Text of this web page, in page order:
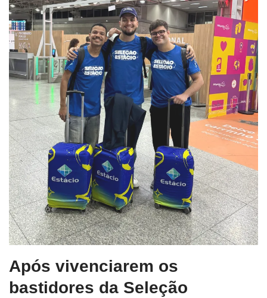
Após vivenciarem os
bastidores da Seleção